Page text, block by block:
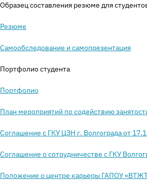
Образец составления резюме для
Резюме
Самообследование и самопрезентация
Портфолио студента
Портфолио
План мероприятий по содействию
Соглашение с ГКУ ЦЗН г. Волгограда от
Соглашение о сотрудничестве с ГКУ
Положение о центре карьеры ГАПОУ